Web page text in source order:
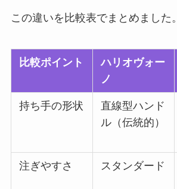
この違いを比較表でまとめました。
比較ポイント
ハリオヴォー
ノ
持ち手の形状
直線型ハンド
ル（伝統的）
注ぎやすさ スタンダード